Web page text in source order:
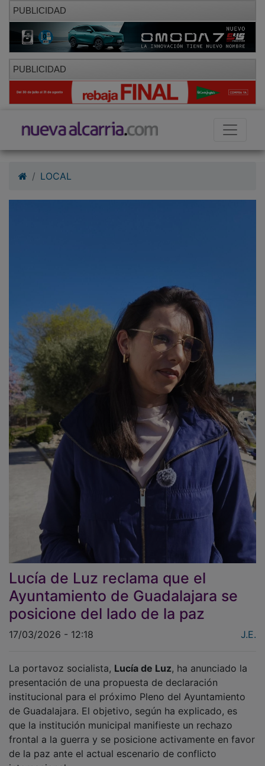
PUBLICIDAD
PUBLICIDAD
Lucía de Luz reclama que el
Ayuntamiento de Guadalajara se
posicione del lado de la paz
17/03/2026 - 12:18
presentación de una propuesta de declaración
institucional para el próximo Pleno del Ayuntamiento
de Guadalajara. El objetivo, según ha explicado, es
que la institución municipal manifieste un rechazo
frontal a la guerra y se posicione activamente en favor
de la paz ante el actual escenario de conflicto
internacional.